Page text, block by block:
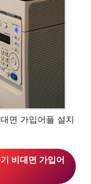
면 가입어플 설치
비대면 가입어